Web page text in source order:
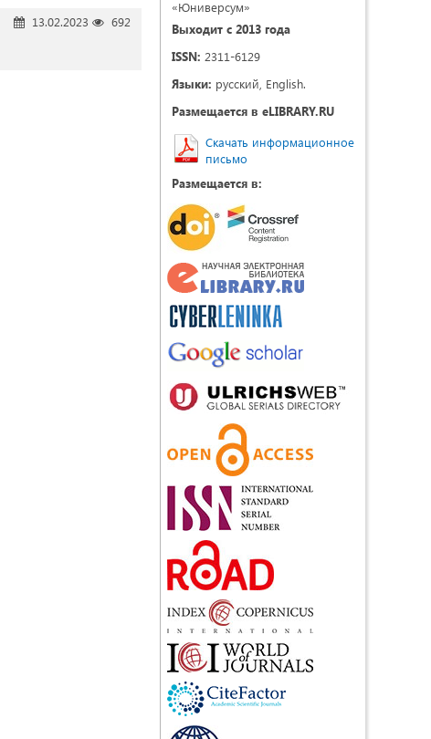
13.02.2023 692
«Юниверсум»
Выходит с 2013 года
ISSN: 2311-6129
Языки: русский, English.
Размещается в eLIBRARY.RU
Скачать информационное
письмо
Размещается в: